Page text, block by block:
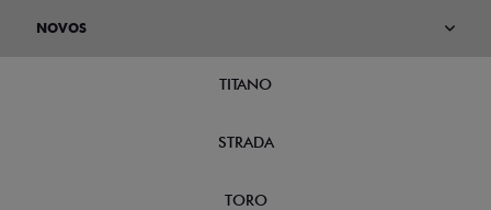
NOVOS
TITANO
STRADA
TORO